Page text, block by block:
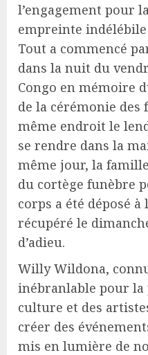
l’engagement pour
empreinte
Tout a commencé
dans la nuit du
Congo en mémoire
de la cérémonie des
même endroit le
se rendre dans la
même jour, la
du cortège funèbre
corps a été déposé
récupéré le
d’adieu.
Willy Wildona,
inébranlable pour
culture et des
créer des
mis en lumière de